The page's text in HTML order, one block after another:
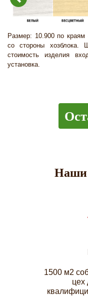
Размер: 10.900 по
со стороны
стоимость изделия
установка.
Наши
1500 м2
цех